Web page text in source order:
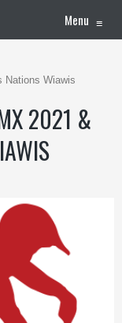
Menu ≡
Nations Wiawis
2021 &